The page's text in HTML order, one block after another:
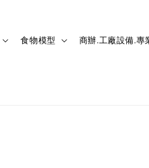
食物模型 商辦.工廠設備.專